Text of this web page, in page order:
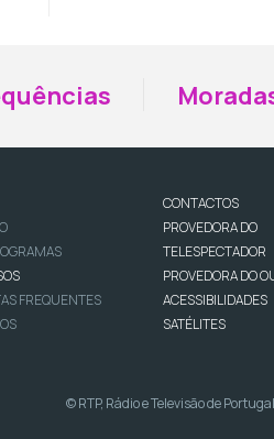
FREQUENTES
CONTACTOS
PROVEDORA DO
TELESPECTADOR
PROVEDORA DO
ACESSIBILIDADES
SATÉLITES
© RTP, Rádio e Televisão de